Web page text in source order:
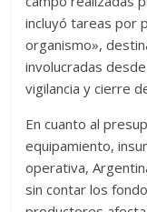
incluyó tareas por
organismo»,
involucradas
vigilancia y cierre
En cuanto al
equipamiento,
operativa,
sin contar los